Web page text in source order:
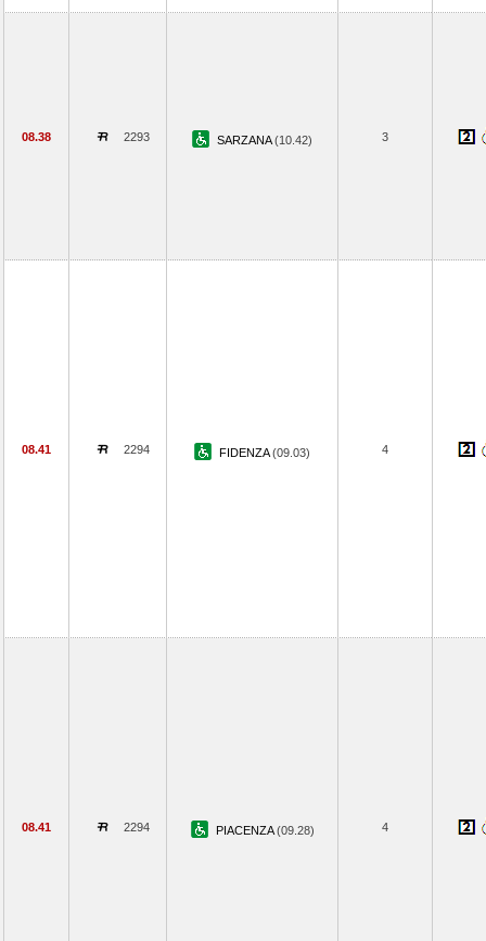
08.38 2293 SARZANA(10.42) 3
08.41 2294 FIDENZA(09.03) 4
08.41 2294 PIACENZA(09.28) 4